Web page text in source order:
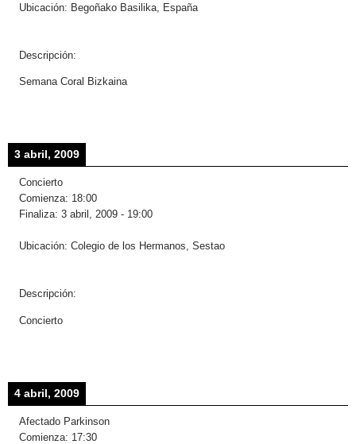
Ubicación: Begoñako Basilika, España
Descripción:
Semana Coral Bizkaina
3 abril, 2009
Concierto
Comienza: 18:00
Finaliza: 3 abril, 2009 - 19:00
Ubicación: Colegio de los Hermanos, Sestao
Descripción:
Concierto
4 abril, 2009
Afectado Parkinson
Comienza: 17:30